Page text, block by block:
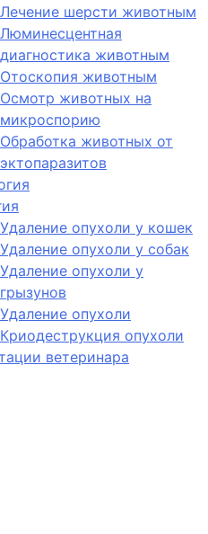
Лечение шерсти животным
Люминесцентная
диагностика животным
Отоскопия животным
Осмотр животных на
микроспорию
Обработка животных от
эктопаразитов
Удаление опухоли у кошек
Удаление опухоли у собак
Удаление опухоли у
грызунов
Удаление опухоли
Криодеструкция опухоли
ветеринара